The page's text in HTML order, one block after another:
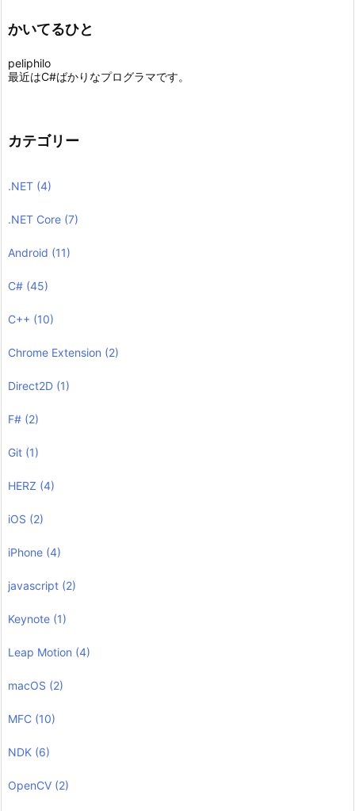
かいてるひと
peliphilo
最近はC#ばかりなプログラマです。
カテゴリー
.NET (4)
.NET Core (7)
Android (11)
C# (45)
C++ (10)
Chrome Extension (2)
Direct2D (1)
F# (2)
Git (1)
HERZ (4)
iOS (2)
iPhone (4)
javascript (2)
Keynote (1)
Leap Motion (4)
macOS (2)
MFC (10)
NDK (6)
OpenCV (2)